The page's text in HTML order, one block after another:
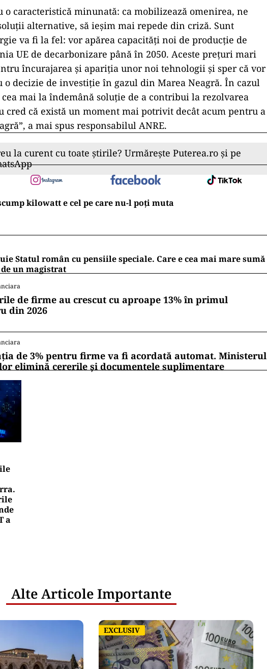
o caracteristică minunată: ca mobilizează omenirea, ne
alternative, să ieşim mai repede din criză. Sunt
va fi la fel: vor apărea capacităţi noi de producţie de
UE de decarbonizare până în 2050. Aceste preţuri mari
încurajarea şi apariţia unor noi tehnologii şi sper că vor
o decizie de investiţie în gazul din Marea Neagră. În cazul
mai la îndemână soluţie de a contribui la rezolvarea
cred că există un moment mai potrivit decât acum pentru a
a mai spus responsabilul ANRE.
la curent cu toate știrile? Urmărește Puterea.ro și pe
kilowatt e cel pe care nu-l poți muta
Statul român cu pensiile speciale. Care e cea mai mare sumă
un magistrat
de firme au crescut cu aproape 13% în primul
din 2026
de 3% pentru firme va fi acordată automat. Ministerul
elimină cererile și documentele suplimentare
a
Alte Articole Importante
EXCLUSIV
EXCLUSIV